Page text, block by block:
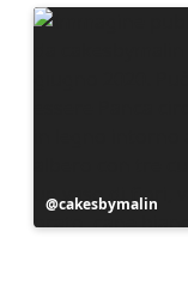
Post
pubblicato
cakesbymalin